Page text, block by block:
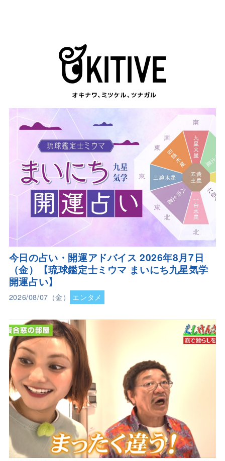
今日の占い・開運アドバイス 2026年8月7日
（金）【琉球鑑定士ミウマ まいにち九星気学
開運占い】
2026/08/07（金） エンタメ